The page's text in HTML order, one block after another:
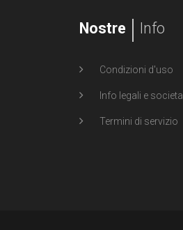
Nostre Info
Condizioni d'uso
Info legali e
Termini di servizio